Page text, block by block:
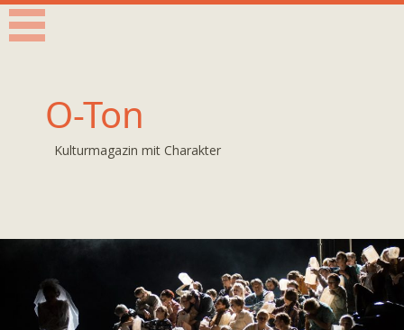
O-Ton
Kulturmagazin mit Charakter